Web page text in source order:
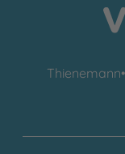
Thienemann•